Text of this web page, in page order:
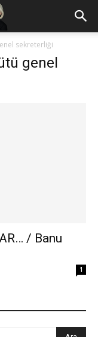
sekreterliği
genel
/ Banu
1